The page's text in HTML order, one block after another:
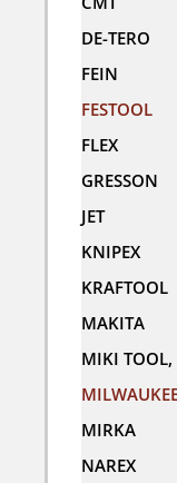
DE-TERO
FEIN
FESTOOL
FLEX
GRESSON
JET
KNIPEX
KRAFTOOL
MAKITA
MIKI TOOL,
MIRKA
NAREX